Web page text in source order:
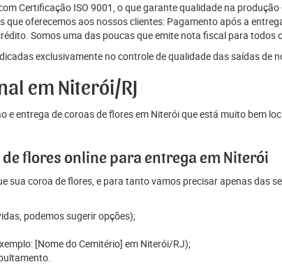
Certificação ISO 9001, o que garante qualidade na
oferecemos aos nossos clientes: Pagamento após a
Somos uma das poucas que emite nota fiscal para todos
exclusivamente no controle de qualidade das saídas de
em Niterói/RJ
e entrega de coroas de flores em Niterói que está muito bem
flores online para entrega em Niterói
sua coroa de flores, e para tanto vamos precisar apenas das
podemos sugerir opções);
[Nome do Cemitério] em Niterói/RJ);